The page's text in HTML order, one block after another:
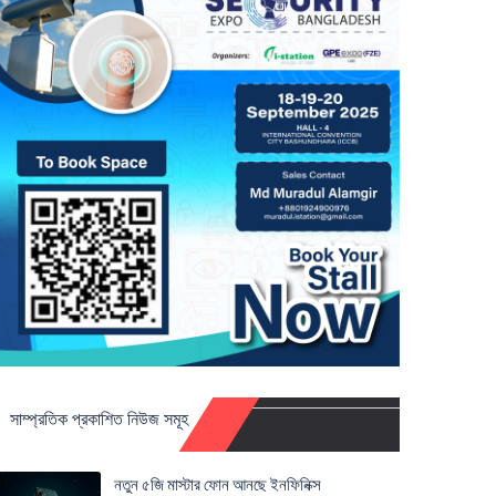
সাম্প্রতিক প্রকাশিত নিউজ সমূহ
নতুন ৫জি মাস্টার ফোন আনছে ইনফিনিক্স